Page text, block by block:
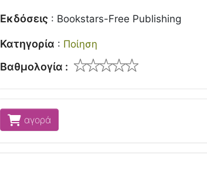
Εκδόσεις : Bookstars-Free Publishing
Κατηγορία : Ποίηση
Βαθμολογία :
αγορά